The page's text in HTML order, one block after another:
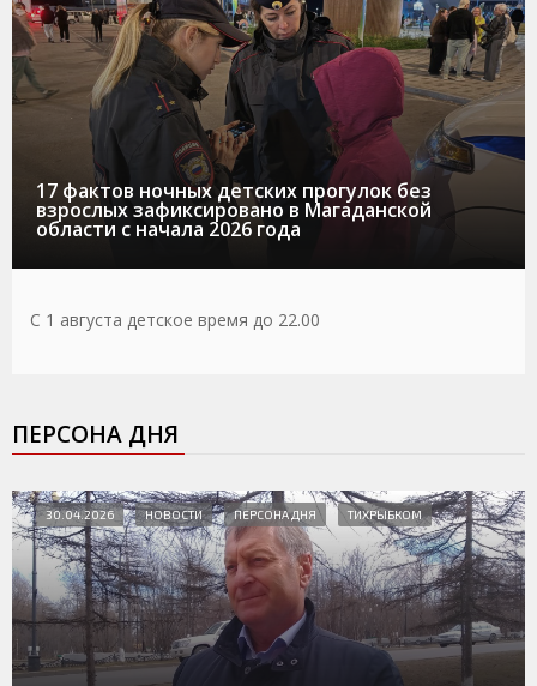
17 фактов ночных детских прогулок без
взрослых зафиксировано в Магаданской
области с начала 2026 года
С 1 августа детское время до 22.00
ПЕРСОНА ДНЯ
30.04.2026 НОВОСТИ ПЕРСОНА ДНЯ ТИХРЫБКОМ